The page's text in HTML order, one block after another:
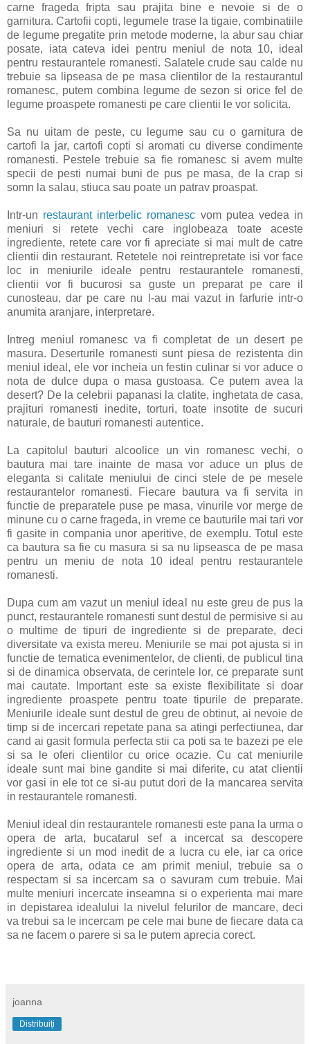
carne frageda fripta sau prajita bine e nevoie si de o
garnitura. Cartofii copti, legumele trase la tigaie, combinatiile
de legume pregatite prin metode moderne, la abur sau chiar
posate, iata cateva idei pentru meniul de nota 10, ideal
pentru restaurantele romanesti. Salatele crude sau calde nu
trebuie sa lipseasa de pe masa clientilor de la restaurantul
romanesc, putem combina legume de sezon si orice fel de
legume proaspete romanesti pe care clientii le vor solicita.
Sa nu uitam de peste, cu legume sau cu o garnitura de
cartofi la jar, cartofi copti si aromati cu diverse condimente
romanesti. Pestele trebuie sa fie romanesc si avem multe
specii de pesti numai buni de pus pe masa, de la crap si
somn la salau, stiuca sau poate un patrav proaspat.
Intr-un restaurant interbelic romanesc vom putea vedea in
meniuri si retete vechi care inglobeaza toate aceste
ingrediente, retete care vor fi apreciate si mai mult de catre
clientii din restaurant. Retetele noi reintrepretate isi vor face
loc in meniurile ideale pentru restaurantele romanesti,
clientii vor fi bucurosi sa guste un preparat pe care il
cunosteau, dar pe care nu l-au mai vazut in farfurie intr-o
anumita aranjare, interpretare.
Intreg meniul romanesc va fi completat de un desert pe
masura. Deserturile romanesti sunt piesa de rezistenta din
meniul ideal, ele vor incheia un festin culinar si vor aduce o
nota de dulce dupa o masa gustoasa. Ce putem avea la
desert? De la celebrii papanasi la clatite, inghetata de casa,
prajituri romanesti inedite, torturi, toate insotite de sucuri
naturale, de bauturi romanesti autentice.
La capitolul bauturi alcoolice un vin romanesc vechi, o
bautura mai tare inainte de masa vor aduce un plus de
eleganta si calitate meniului de cinci stele de pe mesele
restaurantelor romanesti. Fiecare bautura va fi servita in
functie de preparatele puse pe masa, vinurile vor merge de
minune cu o carne frageda, in vreme ce bauturile mai tari vor
fi gasite in compania unor aperitive, de exemplu. Totul este
ca bautura sa fie cu masura si sa nu lipseasca de pe masa
pentru un meniu de nota 10 ideal pentru restaurantele
romanesti.
Dupa cum am vazut un meniul ideal nu este greu de pus la
punct, restaurantele romanesti sunt destul de permisive si au
o multime de tipuri de ingrediente si de preparate, deci
diversitate va exista mereu. Meniurile se mai pot ajusta si in
functie de tematica evenimentelor, de clienti, de publicul tina
si de dinamica observata, de cerintele lor, ce preparate sunt
mai cautate. Important este sa existe flexibilitate si doar
ingrediente proaspete pentru toate tipurile de preparate.
Meniurile ideale sunt destul de greu de obtinut, ai nevoie de
timp si de incercari repetate pana sa atingi perfectiunea, dar
cand ai gasit formula perfecta stii ca poti sa te bazezi pe ele
si sa le oferi clientilor cu orice ocazie. Cu cat meniurile
ideale sunt mai bine gandite si mai diferite, cu atat clientii
vor gasi in ele tot ce si-au putut dori de la mancarea servita
in restaurantele romanesti.
Meniul ideal din restaurantele romanesti este pana la urma o
opera de arta, bucatarul sef a incercat sa descopere
ingrediente si un mod inedit de a lucra cu ele, iar ca orice
opera de arta, odata ce am primit meniul, trebuie sa o
respectam si sa incercam sa o savuram cum trebuie. Mai
multe meniuri incercate inseamna si o experienta mai mare
in depistarea idealului la nivelul felurilor de mancare, deci
va trebui sa le incercam pe cele mai bune de fiecare data ca
sa ne facem o parere si sa le putem aprecia corect.
joanna
Distribuiți